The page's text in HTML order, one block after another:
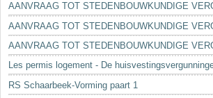
AANVRAAG TOT STEDENBOUWKUNDIGE
AANVRAAG TOT STEDENBOUWKUNDIGE
AANVRAAG TOT STEDENBOUWKUNDIGE
Les permis logement - De
RS Schaarbeek-Vorming paart 1